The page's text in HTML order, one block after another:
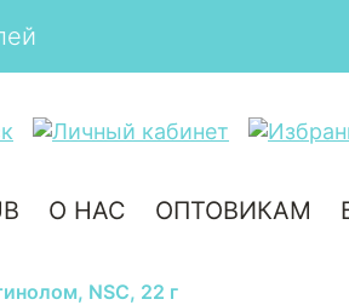
О НАС ОПТОВИКАМ
NSC, 22 г